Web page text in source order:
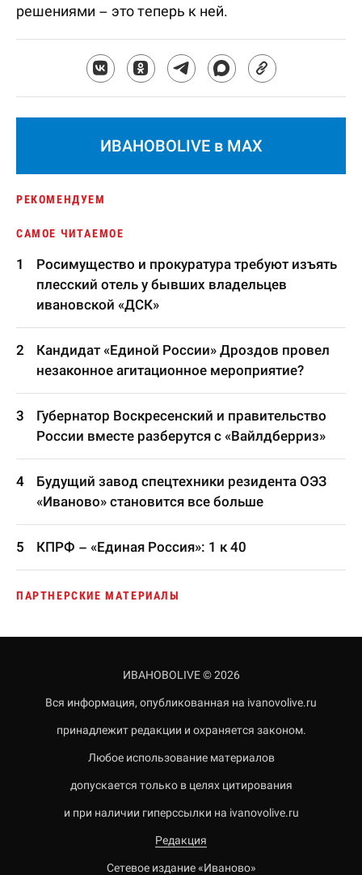
решениями – это теперь к ней.
ИВАНОВОLIVE в MAX
РЕКОМЕНДУЕМ
САМОЕ ЧИТАЕМОЕ
Росимущество и прокуратура требуют изъять
плесский отель у бывших владельцев
ивановской «ДСК»
Кандидат «Единой России» Дроздов провел
незаконное агитационное мероприятие?
Губернатор Воскресенский и правительство
России вместе разберутся с «Вайлдберриз»
Будущий завод спецтехники резидента ОЭЗ
«Иваново» становится все больше
КПРФ – «Единая Россия»: 1 к 40
ПАРТНЕРСКИЕ МАТЕРИАЛЫ
ИВАНОВОLIVE © 2026
Вся информация, опубликованная на ivanovolive.ru
принадлежит редакции и охраняется законом.
Любое использование материалов
допускается только в целях цитирования
и при наличии гиперссылки на ivanovolive.ru
Редакция
Сетевое издание «Иваново»